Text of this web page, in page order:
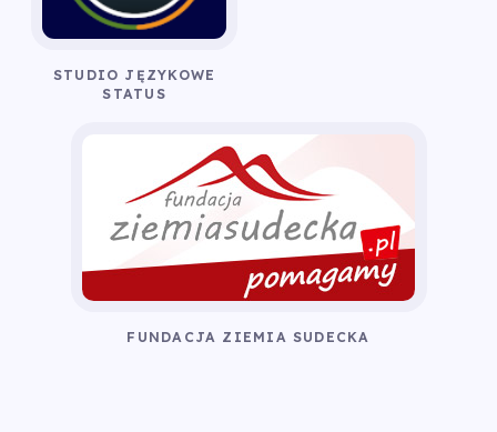
STUDIO JĘZYKOWE
STATUS
FUNDACJA ZIEMIA SUDECKA